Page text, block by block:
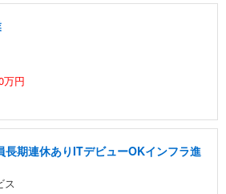
万円
長期連休ありITデビューOKインフラ進
ス